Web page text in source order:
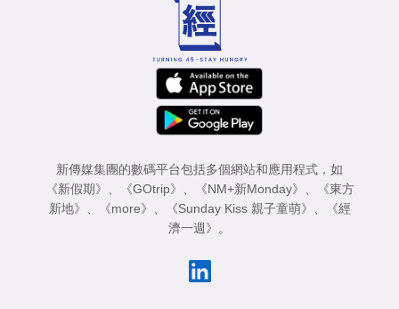
新傳媒集團的數碼平台包括多個網站和應用程式，如
《新假期》 、 《GOtrip》 、 《NM+新Monday》 、
《東方
新地》 、 《more》 、 《Sunday Kiss 親子童萌》 、
《經
濟一週》 。